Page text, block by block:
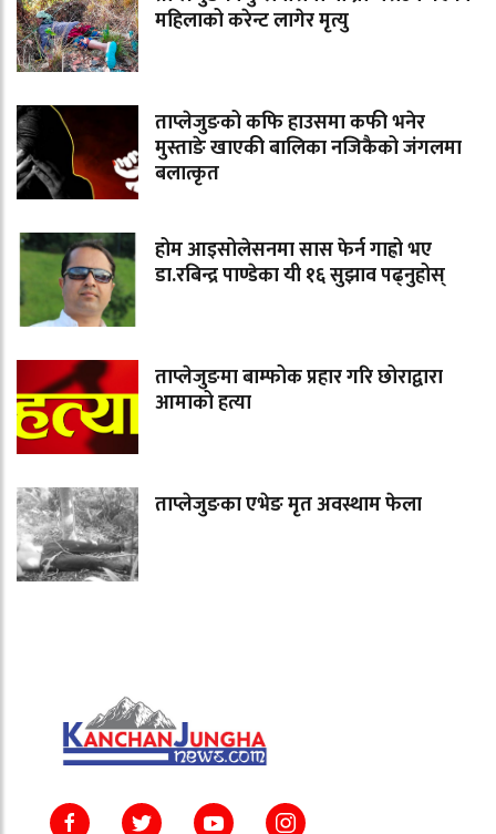
महिलाको करेन्ट लागेर मृत्यु
ताप्लेजुङको कफि हाउसमा कफी भनेर
मुस्ताङे खाएकी बालिका नजिकैको जंगलमा
बलात्कृत
होम आइसोलेसनमा सास फेर्न गाह्रो भए
डा.रबिन्द्र पाण्डेका यी १६ सुझाव पढ्नुहोस्
ताप्लेजुङमा बाम्फोक प्रहार गरि छोराद्वारा
आमाको हत्या
ताप्लेजुङका एभेङ मृत अवस्थाम फेला